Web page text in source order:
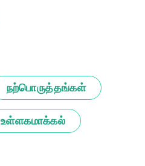
நற்பொருத்தங்கள்
உள்ளகமாக்கல்